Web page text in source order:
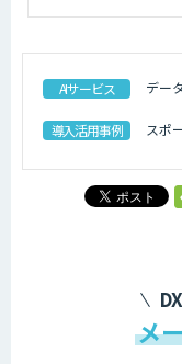
AIサービス デー
導入活用事例 スポ
メ